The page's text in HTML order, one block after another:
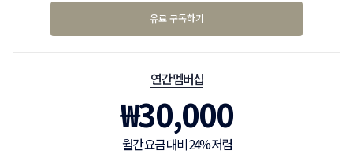
유료 구독하기
연간 멤버십
₩30,000
월간 요금 대비 24% 저렴